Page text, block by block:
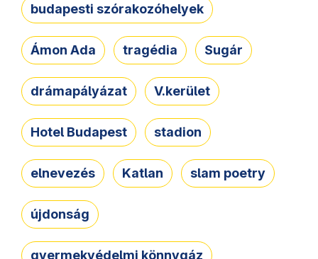
budapesti szórakozóhelyek
Ámon Ada tragédia Sugár
drámapályázat V.kerület
Hotel Budapest stadion
elnevezés Katlan slam poetry
újdonság
gyermekvédelmi könnygáz